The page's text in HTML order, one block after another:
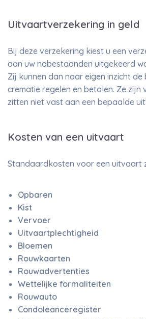
Uitvaartverzekering in geld
Bij deze verzekering kiest u een
aan uw nabestaanden uitgekeerd
Zij kunnen dan naar eigen inzicht
crematie regelen en betalen. Ze zijn
zitten niet vast aan een bepaalde
Kosten van een uitvaart
Standaardkosten voor een uitvaart
Opbaren
Kist
Vervoer
Uitvaartplechtigheid
Bloemen
Rouwkaarten
Rouwadvertenties
Wettelijke formaliteiten
Rouwauto
Condoleanceregister